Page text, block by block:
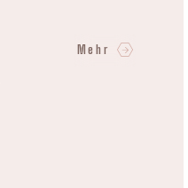
Mehr